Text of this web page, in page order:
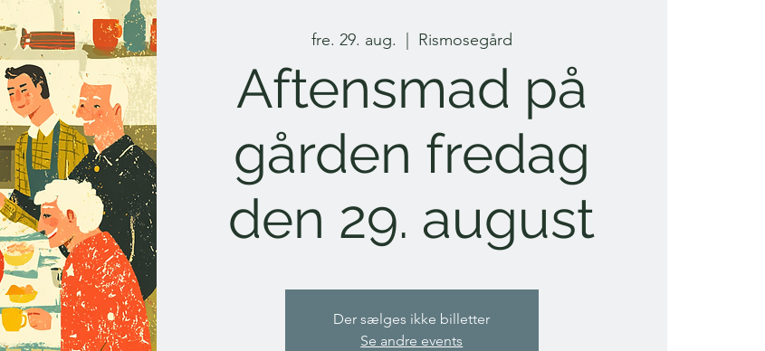
fre. 29. aug. Rismosegård
Aftensmad på
gården fredag
den 29. august
Der sælges ikke billetter
Se andre events